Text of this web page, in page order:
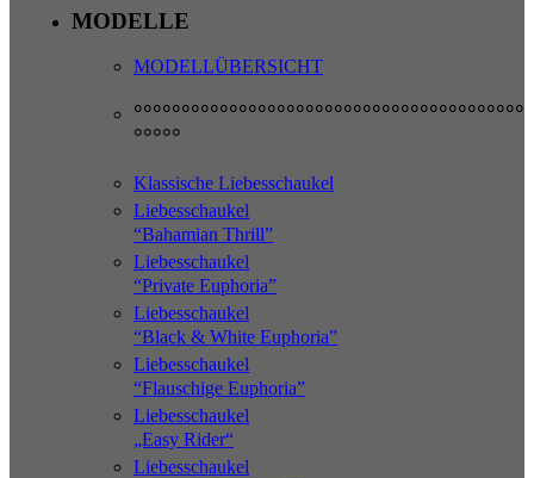
MODELLE
MODELLÜBERSICHT
°°°°°°°°°°°°°°°°°°°°°°°°°°°°°°°°°°°°°°°°°
°°°°°
Klassische Liebesschaukel
Liebesschaukel
“Bahamian Thrill”
Liebesschaukel
“Private Euphoria”
Liebesschaukel
“Black & White Euphoria”
Liebesschaukel
“Flauschige Euphoria”
Liebesschaukel
„Easy Rider“
Liebesschaukel